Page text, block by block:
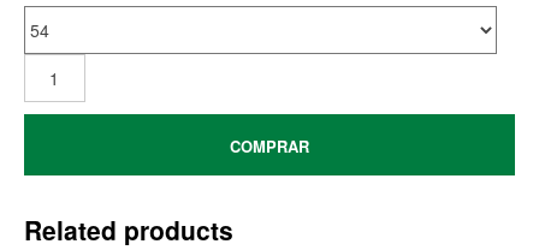
COMPRAR
Related products